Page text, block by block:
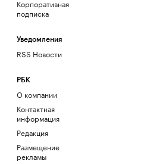
Корпоративная
подписка
Уведомления
RSS Новости
РБК
О компании
Контактная
информация
Редакция
Размещение
рекламы